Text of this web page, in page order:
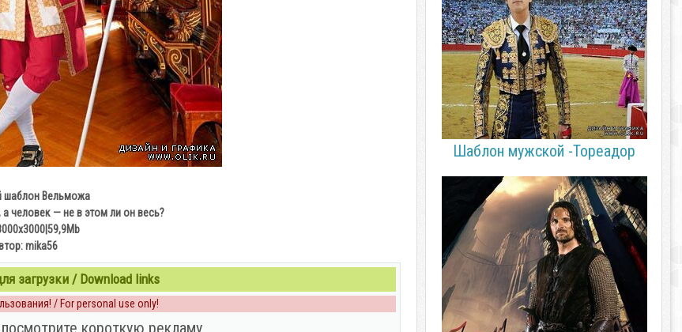
шаблон Вельможа
человек — не в этом ли он весь?
mika56
загрузки / Download links
/ For personal use only!
короткую рекламу
Шаблон мужской -Тореадор